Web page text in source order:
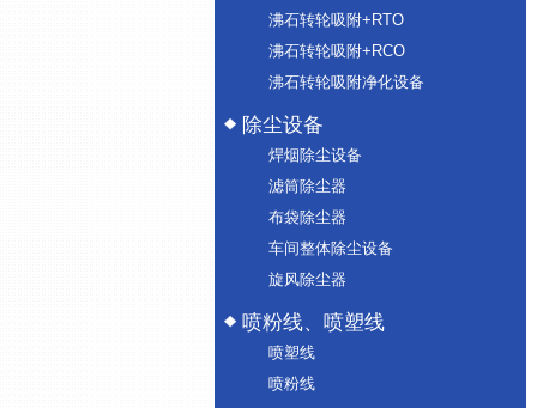
沸石转轮吸附+RTO
沸石转轮吸附+RCO
沸石转轮吸附净化设备
除尘设备
焊烟除尘设备
滤筒除尘器
布袋除尘器
车间整体除尘设备
旋风除尘器
喷粉线、喷塑线
喷塑线
喷粉线